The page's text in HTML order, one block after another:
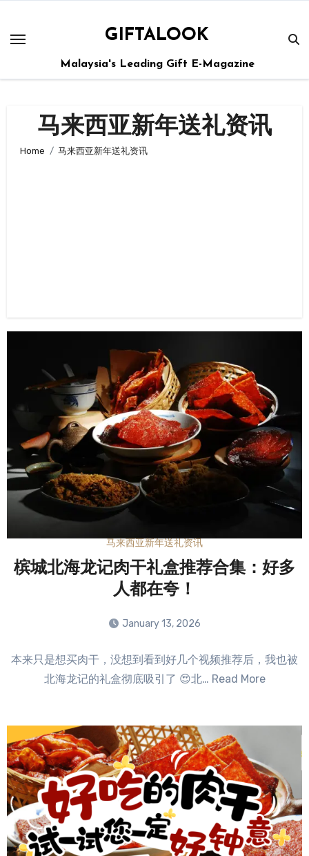
GIFTALOOK
Malaysia's Leading Gift E-Magazine
马来西亚新年送礼资讯
Home 马来西亚新年送礼资讯
马来西亚新年送礼资讯
槟城北海龙记肉干礼盒推荐合集：好多
人都在夸！
January 13, 2026
Comments
本来只是想买肉干，没想到看到好几个视频推荐后，我也被
北海龙记的礼盒彻底吸引了 😍北… Read More